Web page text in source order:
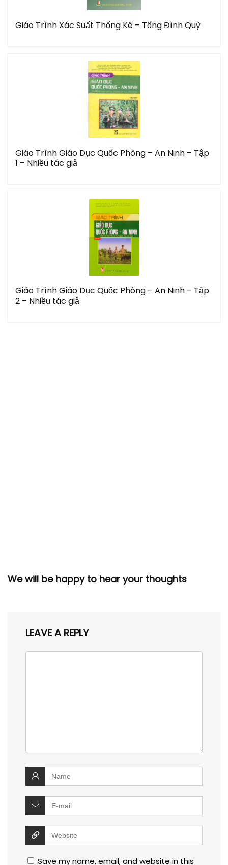
Giáo Trình Xác Suất Thống Kê – Tống Đình Quỳ
Giáo Trình Giáo Dục Quốc Phòng – An Ninh – Tập
1 – Nhiều tác giả
Giáo Trình Giáo Dục Quốc Phòng – An Ninh – Tập
2 – Nhiều tác giả
We will be happy to hear your thoughts
LEAVE A REPLY
Save my name, email, and website in this